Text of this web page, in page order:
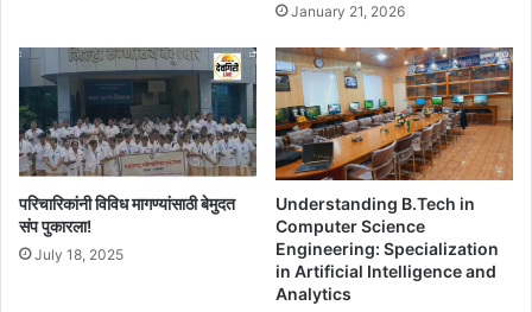
January 21, 2026
परिचारिकांनी विविध मागण्यांसाठी बेमुदत
संप पुकारला!
July 18, 2025
Understanding B.Tech in
Computer Science
Engineering: Specialization
in Artificial Intelligence and
Analytics